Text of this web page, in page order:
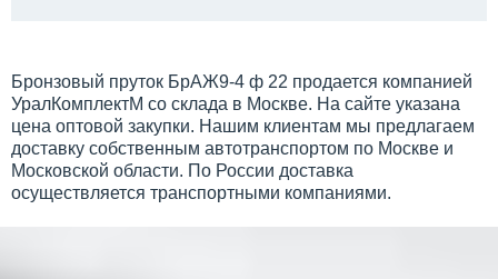
Бронзовый пруток БрАЖ9-4 ф 22 продается компанией
УралКомплектМ со склада в Москве. На сайте указана
цена оптовой закупки. Нашим клиентам мы предлагаем
доставку собственным автотранспортом по Москве и
Московской области. По России доставка
осуществляется транспортными компаниями.